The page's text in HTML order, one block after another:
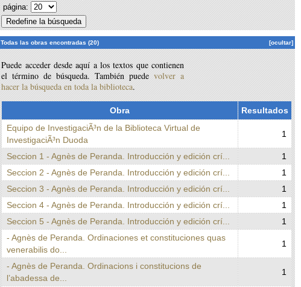
página:
[ocultar]
Todas las obras encontradas (20)
Puede acceder desde aquí a los textos que contienen
el término de búsqueda. También puedevolver a
hacer la búsqueda en toda la biblioteca.
Obra
Resultados
Equipo de InvestigaciÃ³n de la Biblioteca Virtual de
InvestigaciÃ³n Duoda
1
Seccion 1 - Agnès de Peranda. Introducción y edición crí...
1
Seccion 2 - Agnès de Peranda. Introducción y edición crí...
1
Seccion 3 - Agnès de Peranda. Introducción y edición crí...
1
Seccion 4 - Agnès de Peranda. Introducción y edición crí...
1
Seccion 5 - Agnès de Peranda. Introducción y edición crí...
1
- Agnès de Peranda. Ordinaciones et constituciones quas
venerabilis do...
1
- Agnès de Peranda. Ordinacions i constitucions de
l’abadessa de...
1